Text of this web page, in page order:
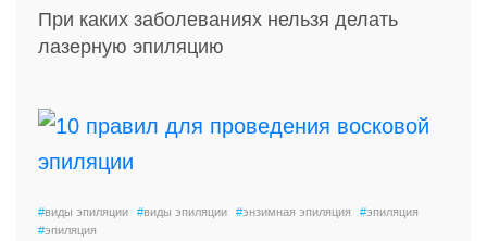
При каких заболеваниях нельзя делать
лазерную эпиляцию
#виды эпиляции #виды эпиляции #энзимная эпиляция #эпиляция
#эпиляция